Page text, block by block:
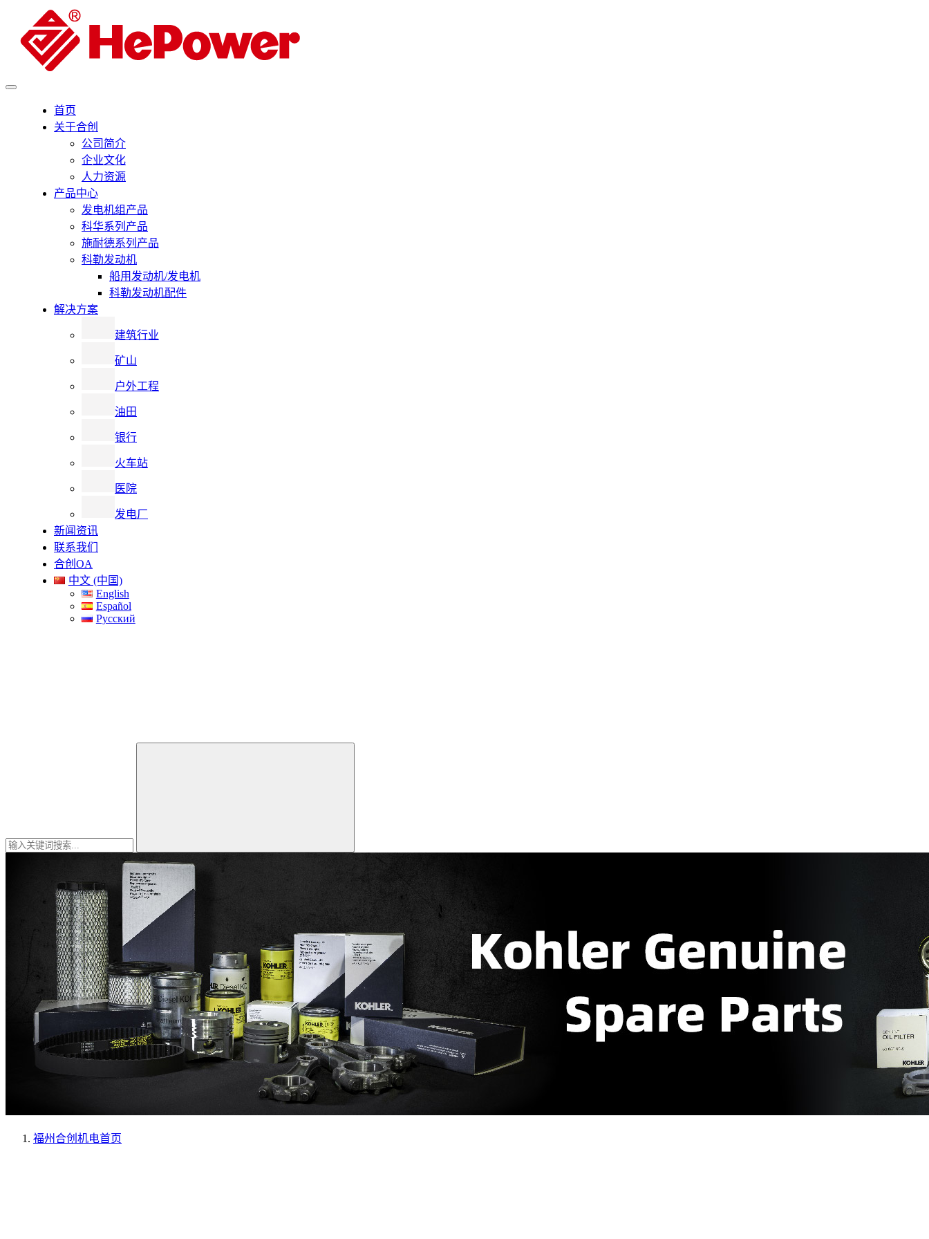
首页
关于合创
公司简介
企业文化
人力资源
产品中心
发电机组产品
科华系列产品
施耐德系列产品
科勒发动机
船用发动机/发电机
科勒发动机配件
解决方案
建筑行业
矿山
户外工程
油田
银行
火车站
医院
发电厂
新闻资讯
联系我们
合创OA
中文 (中国)
English
Español
Русский
福州合创机电首页